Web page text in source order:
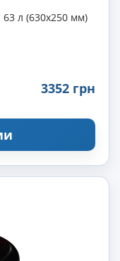
л (630х250 мм)
3352 грн